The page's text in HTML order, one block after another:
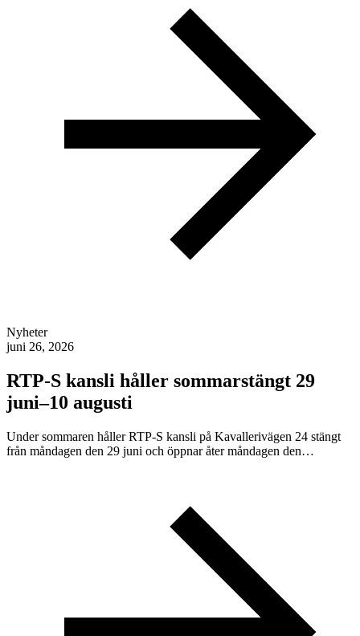
Nyheter
juni 26, 2026
RTP-S kansli håller sommarstängt 29
juni–10 augusti
Under sommaren håller RTP-S kansli på Kavallerivägen 24 stängt
från måndagen den 29 juni och öppnar åter måndagen den…